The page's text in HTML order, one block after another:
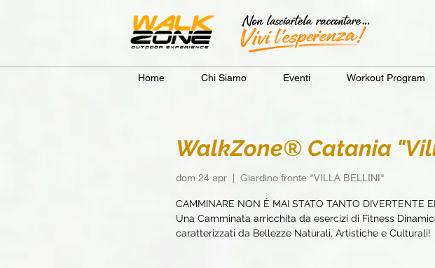
Home Chi Siamo Eventi Workout Program
WalkZone® Catania
dom 24 apr
  |
Giardino fronte "VILLA BELLINI"
CAMMINARE NON È MAI STATO TANTO DIVERTENTE
Una Camminata arricchita da esercizi di Fitness
caratterizzati da Bellezze Naturali, Artistiche e Culturali!